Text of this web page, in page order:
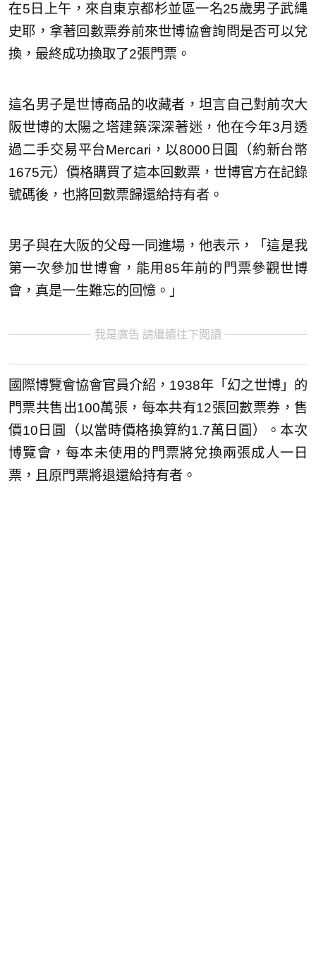
在5日上午，來自東京都杉並區一名25歲男子武縄
史耶，拿著回數票券前來世博協會詢問是否可以兌
換，最終成功換取了2張門票。
這名男子是世博商品的收藏者，坦言自己對前次大
阪世博的太陽之塔建築深深著迷，他在今年3月透
過二手交易平台Mercari，以8000日圓（約新台幣
1675元）價格購買了這本回數票，世博官方在記錄
號碼後，也將回數票歸還給持有者。
男子與在大阪的父母一同進場，他表示，「這是我
第一次參加世博會，能用85年前的門票參觀世博
會，真是一生難忘的回憶。」
我是廣告 請繼續往下閱讀
國際博覽會協會官員介紹，1938年「幻之世博」的
門票共售出100萬張，每本共有12張回數票券，售
價10日圓（以當時價格換算約1.7萬日圓）。本次
博覽會，每本未使用的門票將兌換兩張成人一日
票，且原門票將退還給持有者。